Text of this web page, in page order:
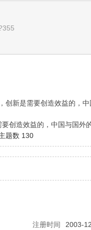
创新是需要创造效益的，
创造效益的，中国与国
题数 130
注册时间
2003-